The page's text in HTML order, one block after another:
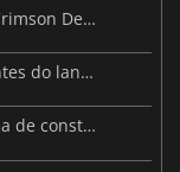
Pearl Abyss revela imagens de jogo de Crimson Desert para a PS5
A controvérsia atinge Crimson Desert antes do lançamento
Subnautica 2 apresenta um novo sistema de construção de bases